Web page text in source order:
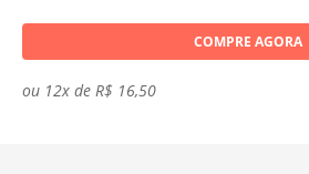
COMPRE AGORA
ou 12x de R$ 16,50